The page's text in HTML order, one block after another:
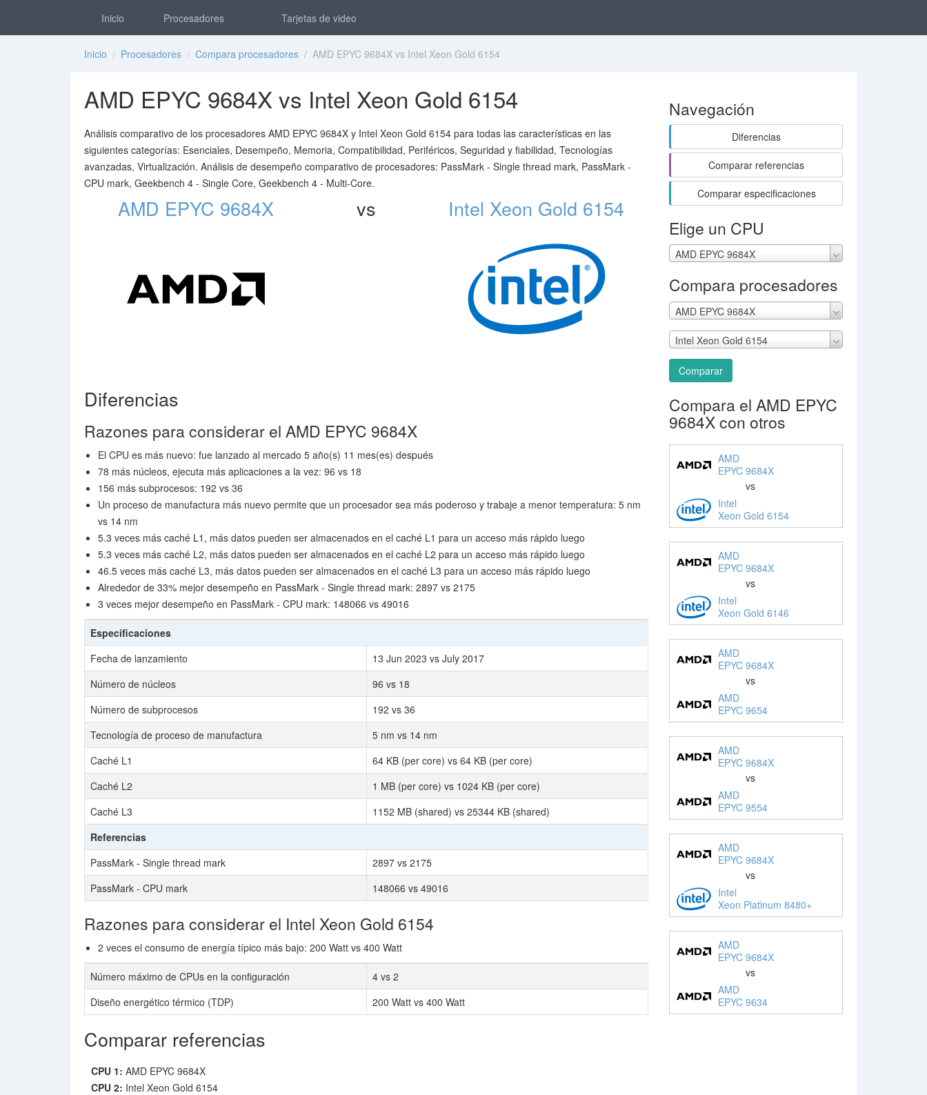
Inicio Procesadores Tarjetas de video
Inicio / Procesadores / Compara procesadores / AMD EPYC 9684X vs Intel Xeon Gold 6154
AMD EPYC 9684X vs Intel Xeon Gold 6154
Análisis comparativo de los procesadores AMD EPYC 9684X y Intel Xeon Gold 6154 para todas las características en las
siguientes categorías: Esenciales, Desempeño, Memoria, Compatibilidad, Periféricos, Seguridad y fiabilidad, Tecnologías
avanzadas, Virtualización. Análisis de desempeño comparativo de procesadores: PassMark - Single thread mark, PassMark -
CPU mark, Geekbench 4 - Single Core, Geekbench 4 - Multi-Core.
AMD EPYC 9684X vs Intel Xeon Gold 6154
Diferencias
Razones para considerar el AMD EPYC 9684X
El CPU es más nuevo: fue lanzado al mercado 5 año(s) 11 mes(es) después
78 más núcleos, ejecuta más aplicaciones a la vez: 96 vs 18
156 más subprocesos: 192 vs 36
Un proceso de manufactura más nuevo permite que un procesador sea más poderoso y trabaje a menor temperatura: 5 nm
vs 14 nm
5.3 veces más caché L1, más datos pueden ser almacenados en el caché L1 para un acceso más rápido luego
5.3 veces más caché L2, más datos pueden ser almacenados en el caché L2 para un acceso más rápido luego
46.5 veces más caché L3, más datos pueden ser almacenados en el caché L3 para un acceso más rápido luego
Alrededor de 33% mejor desempeño en PassMark - Single thread mark: 2897 vs 2175
3 veces mejor desempeño en PassMark - CPU mark: 148066 vs 49016
Especificaciones
Fecha de lanzamiento
13 Jun 2023 vs July 2017
Número de núcleos
96 vs 18
Número de subprocesos
192 vs 36
Tecnología de proceso de manufactura
5 nm vs 14 nm
Caché L1
64 KB (per core) vs 64 KB (per core)
Caché L2
1 MB (per core) vs 1024 KB (per core)
Caché L3
1152 MB (shared) vs 25344 KB (shared)
Referencias
PassMark - Single thread mark
2897 vs 2175
PassMark - CPU mark
148066 vs 49016
Razones para considerar el Intel Xeon Gold 6154
2 veces el consumo de energía típico más bajo: 200 Watt vs 400 Watt
Número máximo de CPUs en la configuración
4 vs 2
Diseño energético térmico (TDP)
200 Watt vs 400 Watt
Comparar referencias
CPU 1: AMD EPYC 9684X
CPU 2: Intel Xeon Gold 6154
Navegación
Diferencias
Comparar referencias
Comparar especificaciones
Elige un CPU
AMD EPYC 9684X
Compara procesadores
AMD EPYC 9684X
Intel Xeon Gold 6154
Comparar
Compara el AMD EPYC
9684X con otros
AMD
EPYC 9684X
vs
Intel
Xeon Gold 6154
AMD
EPYC 9684X
vs
Intel
Xeon Gold 6146
AMD
EPYC 9684X
vs
AMD
EPYC 9654
AMD
EPYC 9684X
vs
AMD
EPYC 9554
AMD
EPYC 9684X
vs
Intel
Xeon Platinum 8480+
AMD
EPYC 9684X
vs
AMD
EPYC 9634